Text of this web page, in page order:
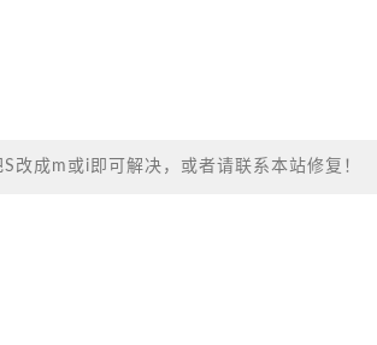
成m或i即可解决，或者请联系本站修复！